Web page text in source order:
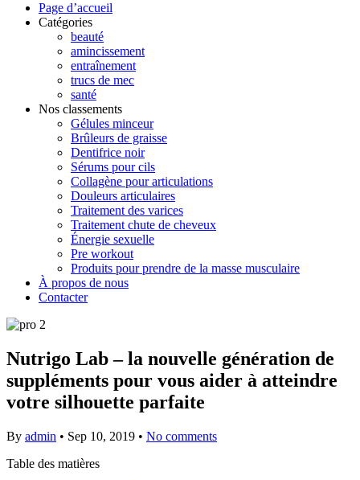
Page d’accueil
Catégories
beauté
amincissement
entraînement
trucs de mec
santé
Nos classements
Gélules minceur
Brûleurs de graisse
Dentifrice noir
Sérums pour cils
Collagène pour articulations
Douleurs articulaires
Traitement des varices
Traitement chute de cheveux
Énergie sexuelle
Pre workout
Produits pour prendre de la masse musculaire
À propos de nous
Contacter
Nutrigo Lab – la nouvelle génération de
suppléments pour vous aider à atteindre
votre silhouette parfaite
By admin • Sep 10, 2019 • No comments
Table des matières